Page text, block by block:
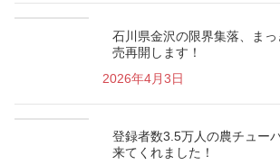
石川県金沢の限界集落、ま
売再開します！
2026年4月3日
登録者数3.5万人の農チュー
来てくれました！